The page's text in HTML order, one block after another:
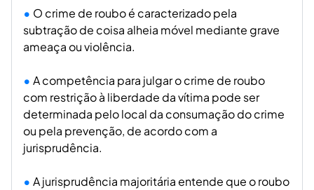
O crime de roubo é caracterizado pela
subtração de coisa alheia móvel mediante grave
ameaça ou violência.
A competência para julgar o crime de roubo
com restrição à liberdade da vítima pode ser
determinada pelo local da consumação do crime
ou pela prevenção, de acordo com a
jurisprudência.
A jurisprudência majoritária entende que o roubo